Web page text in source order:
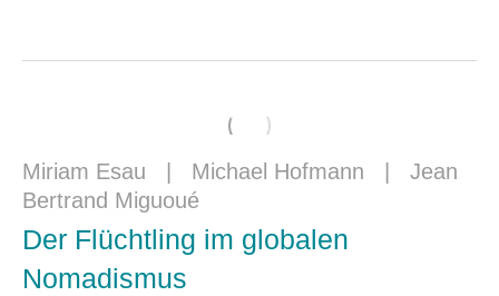
Miriam Esau Michael Hofmann
Jean
Bertrand Miguoué
Der Flüchtling im globalen
Nomadismus